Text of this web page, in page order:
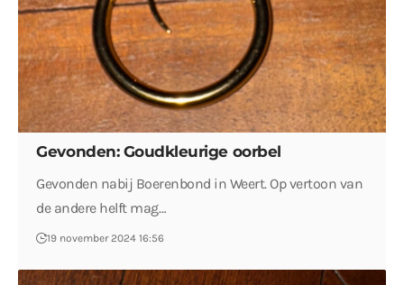
Gevonden: Goudkleurige oorbel
Gevonden nabij Boerenbond in Weert. Op vertoon van
de andere helft mag…
19 november 2024 16:56